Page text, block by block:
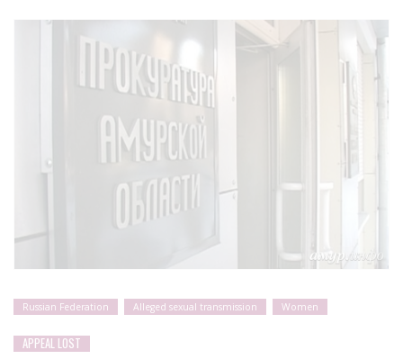
Russian Federation Alleged sexual transmission Women
APPEAL LOST